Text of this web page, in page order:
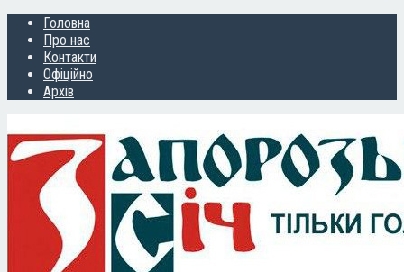
Головна
Про нас
Контакти
Офіційно
Архів